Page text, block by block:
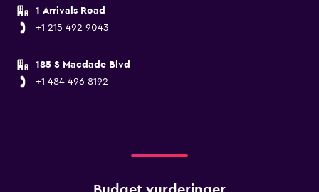
1 Arrivals Road
+1 215 492 9043
185 S Macdade Blvd
+1 484 496 8192